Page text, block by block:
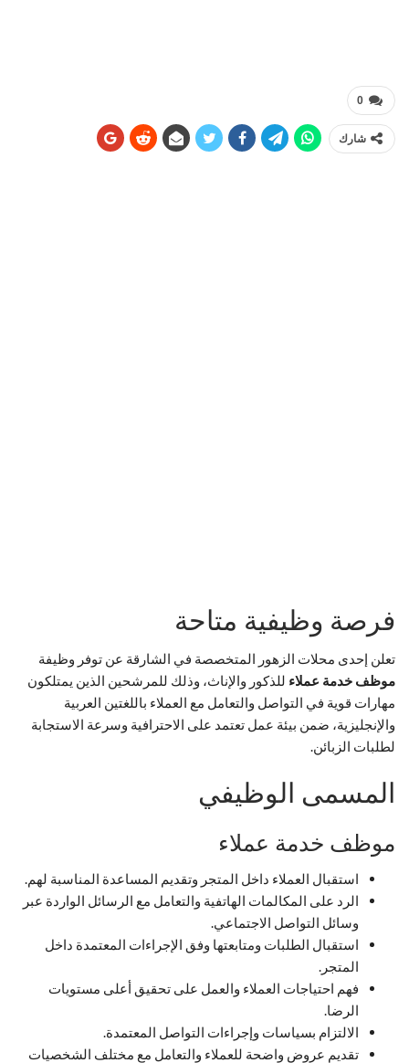
0
شارك
فرصة وظيفية متاحة
تعلن إحدى محلات الزهور المتخصصة في الشارقة عن توفر وظيفة
موظف خدمة عملاء للذكور والإناث، وذلك للمرشحين الذين يمتلكون
مهارات قوية في التواصل والتعامل مع العملاء باللغتين العربية
والإنجليزية، ضمن بيئة عمل تعتمد على الاحترافية وسرعة الاستجابة
لطلبات الزبائن.
المسمى الوظيفي
موظف خدمة عملاء
استقبال العملاء داخل المتجر وتقديم المساعدة المناسبة لهم.
الرد على المكالمات الهاتفية والتعامل مع الرسائل الواردة عبر
وسائل التواصل الاجتماعي.
استقبال الطلبات ومتابعتها وفق الإجراءات المعتمدة داخل
المتجر.
فهم احتياجات العملاء والعمل على تحقيق أعلى مستويات
الرضا.
الالتزام بسياسات وإجراءات التواصل المعتمدة.
تقديم عروض واضحة للعملاء والتعامل مع مختلف الشخصيات